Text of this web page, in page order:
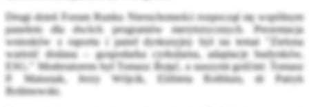
Drugi dzień Forum Runku Nieruchomości rozpoczął się wspólnym
panelem dla dwóch programów merytorycznych. Prezentacja
wniosków z raportu i panel dyskusyjny był na temat "Zielona
wartość dodana – gospodarka cyrkularna, adaptacje budynków,
ESG." Moderatorem był Tomasz Bojęć, a naszymi gośćmi: Tomasz
P. Matusiak, Jerzy Wójcik, Elżbieta Rotblum, dr Patryk
Bolimowski.